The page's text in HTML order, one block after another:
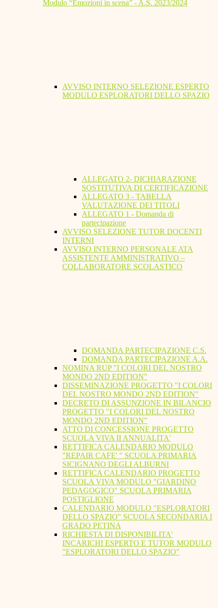
Modulo “Emozioni in scena” - A.S. 2023/2024
AVVISO INTERNO SELEZIONE ESPERTO
MODULO ESPLORATORI DELLO SPAZIO
ALLEGATO 2- DICHIARAZIONE
SOSTITUTIVA DI CERTIFICAZIONE
ALLEGATO 3 - TABELLA
VALUTAZIONE DEI TITOLI
ALLEGATO 1 - Domanda di
partecipazione
AVVISO SELEZIONE TUTOR DOCENTI
INTERNI
AVVISO INTERNO PERSONALE ATA
ASSISTENTE AMMINISTRATIVO –
COLLABORATORE SCOLASTICO
DOMANDA PARTECIPAZIONE C.S.
DOMANDA PARTECIPAZIONE A.A.
NOMINA RUP "I COLORI DEL NOSTRO
MONDO 2ND EDITION"
DISSEMINAZIONE PROGETTO "I COLORI
DEL NOSTRO MONDO 2ND EDITION"
DECRETO DI ASSUNZIONE IN BILANCIO
PROGETTO "I COLORI DEL NOSTRO
MONDO 2ND EDITION"
ATTO DI CONCESSIONE PROGETTO
SCUOLA VIVA II ANNUALITA'
RETTIFICA CALENDARIO MODULO
"REPAIR CAFE' " SCUOLA PRIMARIA
SICIGNANO DEGLI ALBURNI
RETTIFICA CALENDARIO PROGETTO
SCUOLA VIVA MODULO "GIARDINO
PEDAGOGICO" SCUOLA PRIMARIA
POSTIGLIONE
CALENDARIO MODULO "ESPLORATORI
DELLO SPAZIO" SCUOLA SECONDARIA I
GRADO PETINA
RICHIESTA DI DISPONIBILITA'
INCARICHI ESPERTO E TUTOR MODULO
"ESPLORATORI DELLO SPAZIO"